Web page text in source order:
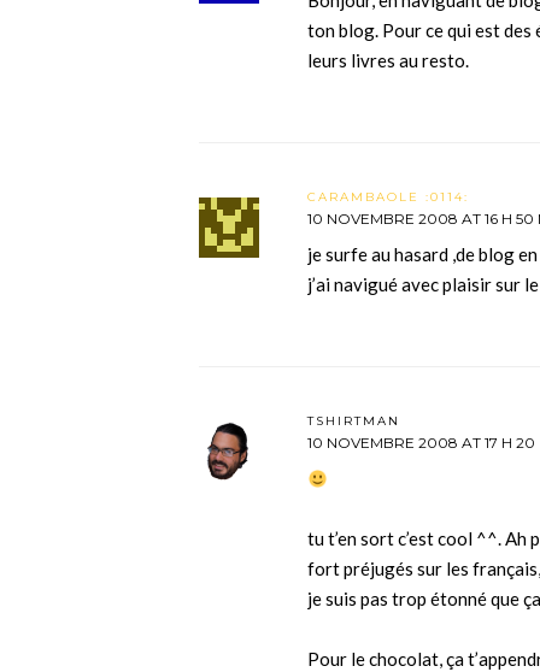
ton blog. Pour ce qui est
leurs livres au resto.
CARAMBAOLE :0114:
10 NOVEMBRE 2008 AT 16 H 50
je surfe au hasard ,de blog
j’ai navigué avec plaisir sur
TSHIRTMAN
10 NOVEMBRE 2008 AT 17 H 20
tu t’en sort c’est cool ^^. Ah
fort préjugés sur les
je suis pas trop étonné que
Pour le chocolat, ça